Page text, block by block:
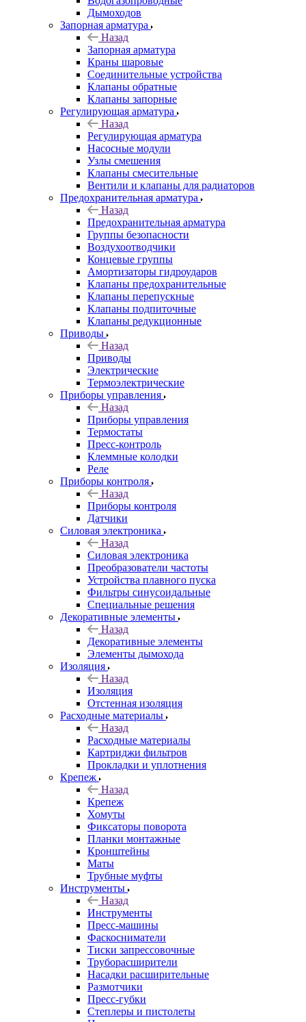
Дымоходов
Запорная арматура
Назад
Запорная арматура
Краны шаровые
Соединительные устройства
Клапаны обратные
Клапаны запорные
Регулирующая арматура
Назад
Регулирующая арматура
Насосные модули
Узлы смешения
Клапаны смесительные
Вентили и клапаны для радиаторов
Предохранительная арматура
Назад
Предохранительная арматура
Группы безопасности
Воздухоотводчики
Концевые группы
Амортизаторы гидроударов
Клапаны предохранительные
Клапаны перепускные
Клапаны подпиточные
Клапаны редукционные
Приводы
Назад
Приводы
Электрические
Термоэлектрические
Приборы управления
Назад
Приборы управления
Термостаты
Пресс-контроль
Клеммные колодки
Реле
Приборы контроля
Назад
Приборы контроля
Датчики
Силовая электроника
Назад
Силовая электроника
Преобразователи частоты
Устройства плавного пуска
Фильтры синусоидальные
Специальные решения
Декоративные элементы
Назад
Декоративные элементы
Элементы дымохода
Изоляция
Назад
Изоляция
Отстенная изоляция
Расходные материалы
Назад
Расходные материалы
Картриджи фильтров
Прокладки и уплотнения
Крепеж
Назад
Крепеж
Хомуты
Фиксаторы поворота
Планки монтажные
Кронштейны
Маты
Трубные муфты
Инструменты
Назад
Инструменты
Пресс-машины
Фаскосниматели
Тиски запрессовочные
Труборасширители
Насадки расширительные
Размотчики
Пресс-губки
Степлеры и пистолеты